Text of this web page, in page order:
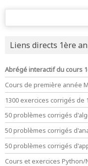
Rechercher :
Liens directs 1ère
Abrégé interactif du cours
Cours de première année
1300 exercices corrigés de
50 problèmes corrigés
50 problèmes corrigés
50 problèmes corrigés
Cours et exercices Python/